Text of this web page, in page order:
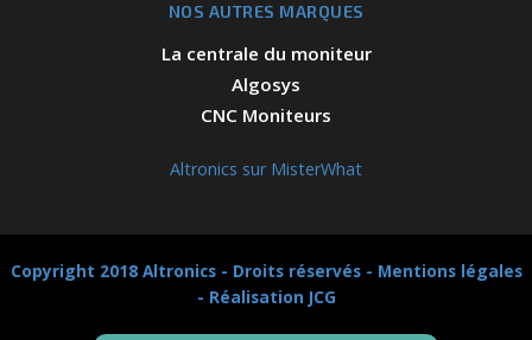
NOS AUTRES MARQUES
La centrale du moniteur
Algosys
CNC Moniteurs
Altronics sur MisterWhat
Copyright 2018 Altronics - Droits réservés - Mentions légales
- Réalisation JCG